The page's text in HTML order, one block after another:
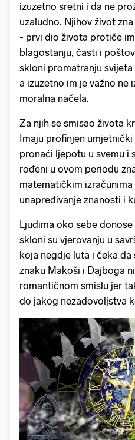
izuzetno sretni i da ne
uzaludno. Njihov život
- prvi dio života protiče
blagostanju, časti i
skloni promatranju
a izuzetno im je važno ne
moralna načela.
Za njih se smisao života
Imaju profinjen
pronaći ljepotu u svemu i
rođeni u ovom periodu
matematičkim
unapređivanje znanosti i
Ljudima oko sebe
skloni su vjerovanju u
koja negdje luta i čeka da
znaku Makoši i Dajboga
romantičnom smislu jer
do jakog nezadovoljstva